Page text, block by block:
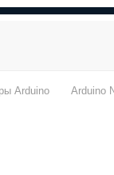
Arduino Arduino